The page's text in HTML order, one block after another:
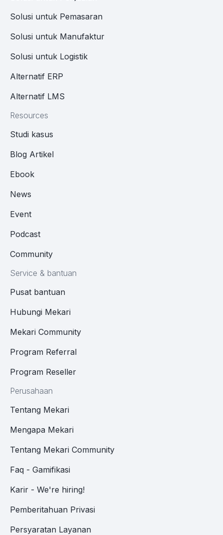
Solusi untuk Pemasaran
Solusi untuk Manufaktur
Solusi untuk Logistik
Alternatif ERP
Alternatif LMS
Resources
Studi kasus
Blog Artikel
Ebook
News
Event
Podcast
Community
Service & bantuan
Pusat bantuan
Hubungi Mekari
Mekari Community
Program Referral
Program Reseller
Perusahaan
Tentang Mekari
Mengapa Mekari
Tentang Mekari Community
Faq - Gamifikasi
Karir - We're hiring!
Pemberitahuan Privasi
Persyaratan Layanan